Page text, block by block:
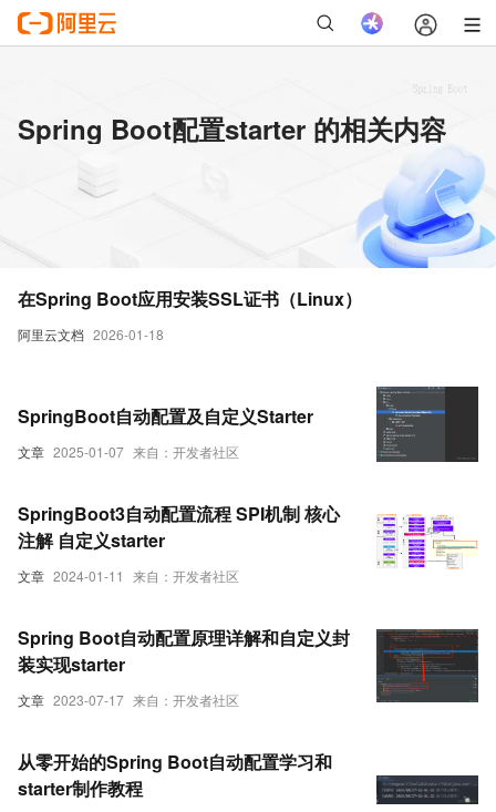
Spring Boot配置starter 的相关内容
阿里云文档 2026-01-18
在Spring Boot应用安装SSL证书（Linux）
文章 2025-01-07 来自：开发者社区
SpringBoot自动配置及自定义Starter
文章 2024-01-11 来自：开发者社区
SpringBoot3自动配置流程 SPI机制 核心
注解 自定义starter
文章 2023-07-17 来自：开发者社区
Spring Boot自动配置原理详解和自定义封
装实现starter
从零开始的Spring Boot自动配置学习和
starter制作教程